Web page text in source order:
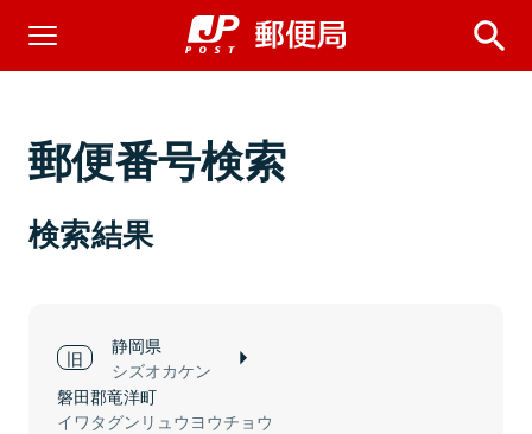
郵便番号検索
検索結果
静岡県
シズオカケン
磐田郡竜洋町
イワタグンリュウヨウチョウ